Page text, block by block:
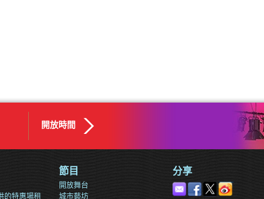
開放時間
的特惠場租
節目
開放舞台
城市藝坊
分享